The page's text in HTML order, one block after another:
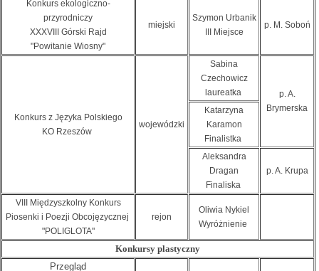
Konkurs ekologiczno-
przyrodniczy
XXXVIII Górski Rajd
"Powitanie Wiosny"
miejski
Szymon Urbanik
III Miejsce
p. M. Soboń
Konkurs z Języka Polskiego
KO Rzeszów
wojewódzki
Sabina
Czechowicz
laureatka
p. A.
Brymerska
Katarzyna
Karamon
Finalistka
Aleksandra
Dragan
Finaliska
p. A. Krupa
VIII Międzyszkolny Konkurs
Piosenki i Poezji Obcojęzycznej
"POLIGLOTA"
rejon
Oliwia Nykiel
Wyróżnienie
Konkursy plastyczny
Przegląd